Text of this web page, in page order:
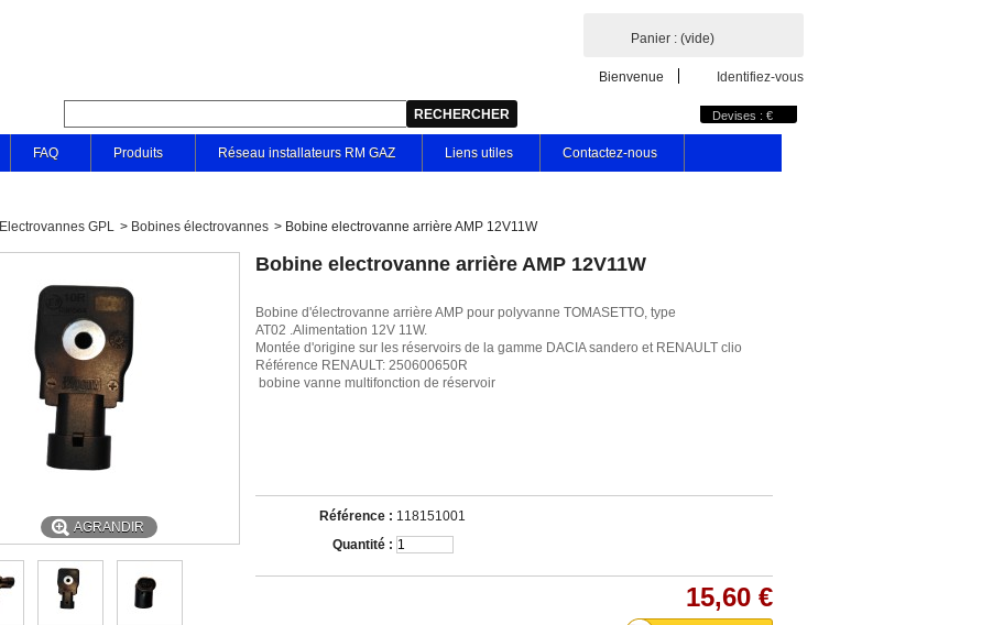
Devises : €
Panier : (vide)
Bienvenue Identifiez-vous
FAQ Produits Réseau installateurs RM GAZ Liens utiles Contactez-nous
Electrovannes GPL > Bobines électrovannes > Bobine electrovanne arrière AMP 12V11W
AGRANDIR
Bobine electrovanne arrière AMP 12V11W
Bobine d'électrovanne arrière AMP pour polyvanne TOMASETTO, type
AT02 .Alimentation 12V 11W.
Montée d'origine sur les réservoirs de la gamme DACIA sandero et RENAULT clio
Référence RENAULT: 250600650R
bobine vanne multifonction de réservoir
Référence : 118151001
Quantité :
15,60 €